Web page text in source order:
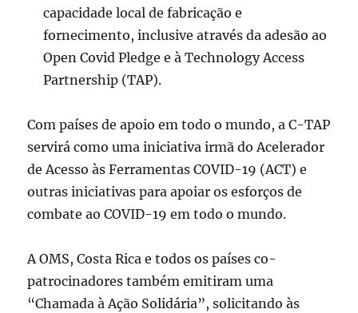
capacidade local de fabricação e
fornecimento, inclusive através da adesão ao
Open Covid Pledge e à Technology Access
Partnership (TAP).
Com países de apoio em todo o mundo, a C-TAP
servirá como uma iniciativa irmã do Acelerador
de Acesso às Ferramentas COVID-19 (ACT) e
outras iniciativas para apoiar os esforços de
combate ao COVID-19 em todo o mundo.
A OMS, Costa Rica e todos os países co-
patrocinadores também emitiram uma
“Chamada à Ação Solidária”, solicitando às